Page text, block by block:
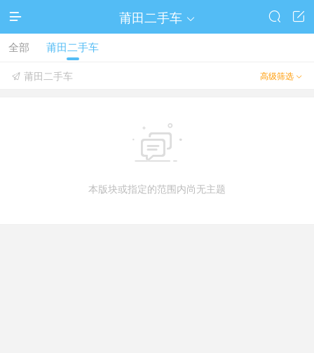
 莆田二手车  

全部 莆田二手车
高级筛选 
 莆田二手车

本版块或指定的范围内尚无主题